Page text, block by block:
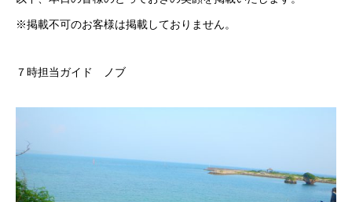
※掲載不可のお客様は掲載しておりません。
７時担当ガイド ノブ